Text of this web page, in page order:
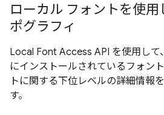
ローカル フォントを使用
ポグラフィ
Local Font Access API を使用して
にインストールされているフォン
トに関する下位レベルの詳細情報
す。